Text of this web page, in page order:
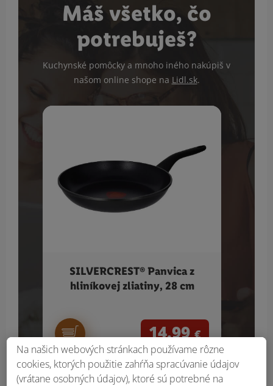
Máš všetko, čo
potrebuješ?
Kuchynské pomôcky a mnoho iného nakúpiš v
našom online shope na Lidl.sk.
SILVERCREST® Panvica z
hliníkovej zliatiny, 28 cm
14.99€
Na našich webových stránkach používame rôzne
cookies, ktorých použitie zahŕňa spracúvanie údajov
(vrátane osobných údajov), ktoré sú potrebné na